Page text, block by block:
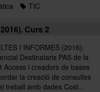
TIC
Curs 2
I INFORMES (2016).
Destinataris PAS de la
Access i creadors de bases
la creació de consultes
treball amb dades Cost...